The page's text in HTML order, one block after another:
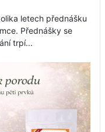
letech přednášku
Přednášky se
trpí...